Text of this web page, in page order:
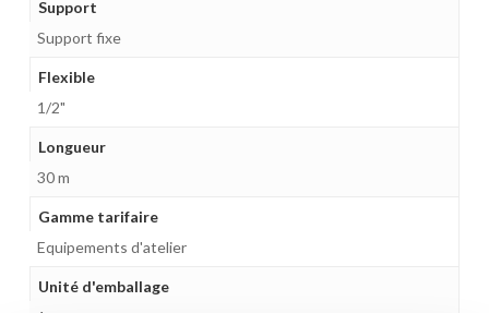
Support
Support fixe
Flexible
1/2"
Longueur
30 m
Gamme tarifaire
Equipements d'atelier
Unité d'emballage